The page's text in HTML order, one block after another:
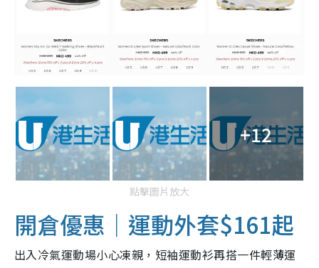
+12
點擊圖片放大
開倉優惠｜運動外套$161起
出入冷氣運動場小心凍親，短袖運動衫再搭一件輕薄運